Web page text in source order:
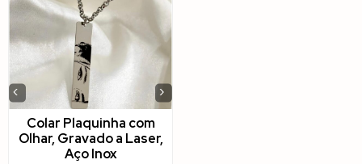
‹
›
Colar Plaquinha com
Olhar, Gravado a Laser,
Aço Inox